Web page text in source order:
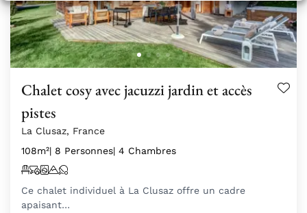
Chalet cosy avec jacuzzi jardin et accès
pistes
La Clusaz, France
108m²| 8 Personnes| 4 Chambres
Ce chalet individuel à La Clusaz offre un cadre
apaisant…